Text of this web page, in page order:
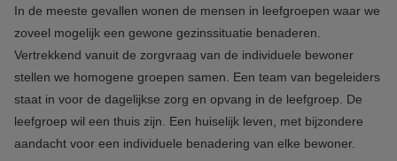
In de meeste gevallen wonen de mensen in leefgroepen waar we
zoveel mogelijk een gewone gezinssituatie benaderen.
Vertrekkend vanuit de zorgvraag van de individuele bewoner
stellen we homogene groepen samen. Een team van begeleiders
staat in voor de dagelijkse zorg en opvang in de leefgroep. De
leefgroep wil een thuis zijn. Een huiselijk leven, met bijzondere
aandacht voor een individuele benadering van elke bewoner.